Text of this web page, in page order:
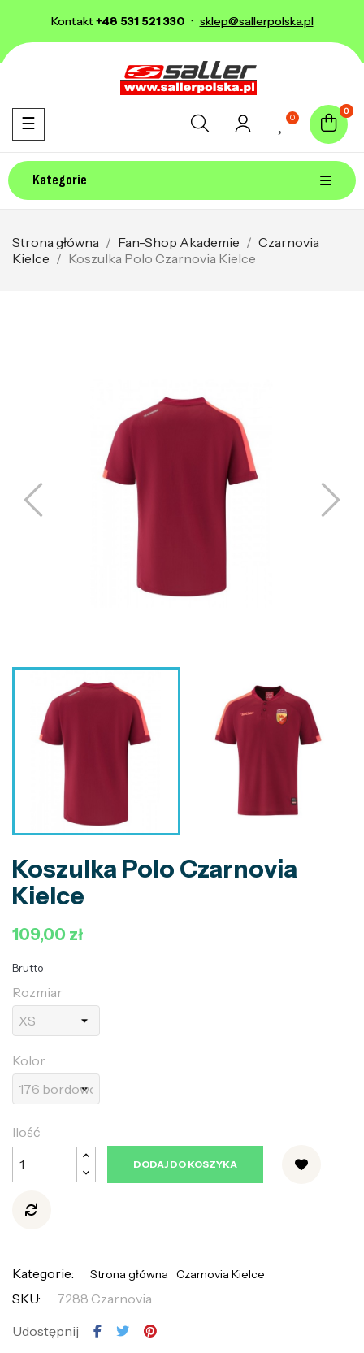
Kontakt+48 531 521 330 · sklep@sallerpolska.pl
0
0
Kategorie
Toggle navigation
☰
Strona główna Fan-Shop Akademie
Czarnovia
Kielce
Koszulka Polo Czarnovia Kielce
Koszulka Polo Czarnovia
Kielce
109,00 zł
Brutto
Rozmiar
Kolor
Ilość
DODAJ DO KOSZYKA
Kategorie: Strona główna Czarnovia Kielce
SKU:
7288 Czarnovia
Udostępnij